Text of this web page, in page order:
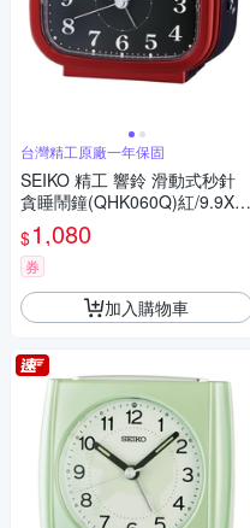
台灣精工原廠一年保固
SEIKO 精工 響鈴 滑動式秒針
貪睡鬧鐘(QHK060Q)紅/9.9X8.
4cm
$1,080
券
加入購物車